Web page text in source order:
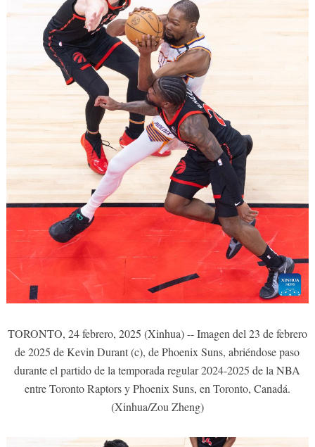
TORONTO, 24 febrero, 2025 (Xinhua) -- Imagen del 23 de febrero
de 2025 de Kevin Durant (c), de Phoenix Suns, abriéndose paso
durante el partido de la temporada regular 2024-2025 de la NBA
entre Toronto Raptors y Phoenix Suns, en Toronto, Canadá.
(Xinhua/Zou Zheng)